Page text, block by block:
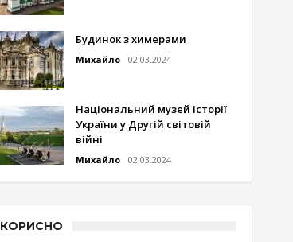
Будинок з химерами
Михайло 02.03.2024
Національний музей історії
України у Другій світовій
війні
Михайло 02.03.2024
КОРИСНО